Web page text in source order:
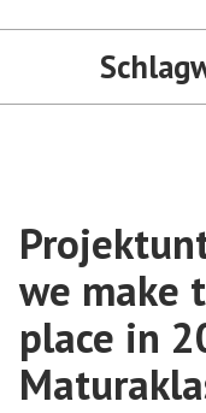
we make
place in